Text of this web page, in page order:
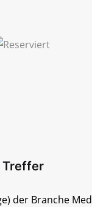
Treffer
der Branche